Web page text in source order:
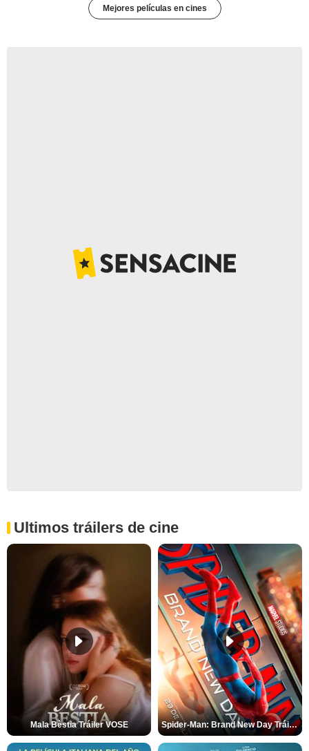
Mejores películas en cines
Ultimos tráilers de cine
Mala Bèstia Tráiler VOSE Spider-Man: Brand New Day Tráiler (3)